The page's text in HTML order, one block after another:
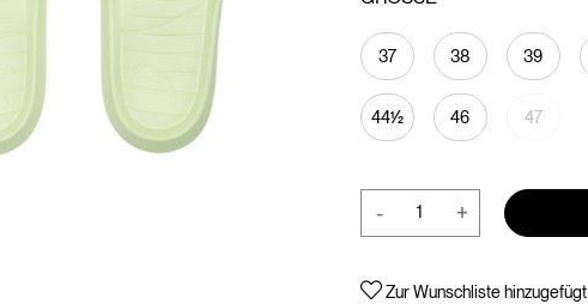
37 38 39
44½ 46 47
- +
Zur Wunschliste hinzugefügt